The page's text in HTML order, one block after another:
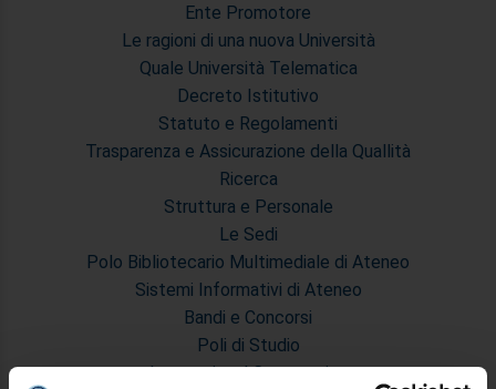
Ente Promotore
Le ragioni di una nuova Università
Quale Università Telematica
Decreto Istitutivo
Statuto e Regolamenti
Trasparenza e Assicurazione della Quallità
Ricerca
Struttura e Personale
Le Sedi
Polo Bibliotecario Multimediale di Ateneo
Sistemi Informativi di Ateneo
Bandi e Concorsi
Poli di Studio
International Cooperation